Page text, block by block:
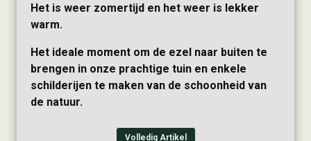
Het is weer zomertijd en het weer is lekker
warm.
Het ideale moment om de ezel naar buiten te
brengen in onze prachtige tuin en enkele
schilderijen te maken van de schoonheid van
de natuur.
Volledig Artikel